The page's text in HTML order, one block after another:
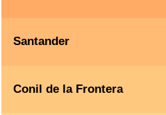
Santander
Conil de la Frontera